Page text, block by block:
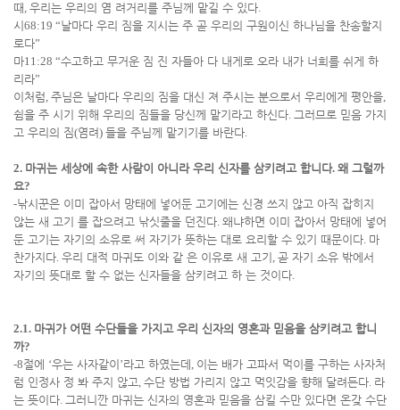
때 , 우리는 우리의 염 려거리를 주님께 맡길 수 있다.
시 68:19 “날마다 우리 짐을 지시는 주 곧 우리의 구원이신 하나님을 찬송할지
로다”
마11:28 “수고하고 무거운 짐 진 자들아 다 내게로 오라 내가 너희를 쉬게 하
리라”
이처럼, 주님은 날마다 우리의 짐을 대신 져 주시는 분으로서 우리에게 평안을,
쉼을 주 시기 위해 우리의 짐들을 당신께 맡기라고 하신다. 그러므로 믿음 가지
고 우리의 짐(염려) 들을 주님께 맡기기를 바란다.
2. 마귀는 세상에 속한 사람이 아니라 우리 신자를 삼키려고 합니다. 왜 그럴까
요?
-낚시꾼은 이미 잡아서 망태에 넣어둔 고기에는 신경 쓰지 않고 아직 잡히지
않는 새 고기 를 잡으려고 낚싯줄을 던진다. 왜냐하면 이미 잡아서 망태에 넣어
둔 고기는 자기의 소유로 써 자기가 뜻하는 대로 요리할 수 있기 때문이다. 마
찬가지다. 우리 대적 마귀도 이와 같 은 이유로 새 고기 , 곧 자기 소유 밖에서
자기의 뜻대로 할 수 없는 신자들을 삼키려고 하 는 것이다.
2.1. 마귀가 어떤 수단들을 가지고 우리 신자의 영혼과 믿음을 삼키려고 합니
까?
-8절에 ‘우는 사자같이 ’라고 하였는데 , 이는 배가 고파서 먹이를 구하는 사자처
럼 인정사 정 봐 주지 않고, 수단 방법 가리지 않고 먹잇감을 향해 달려든다. 라
는 뜻이다. 그러니깐 마귀는 신자의 영혼과 믿음을 삼킬 수만 있다면 온갖 수단